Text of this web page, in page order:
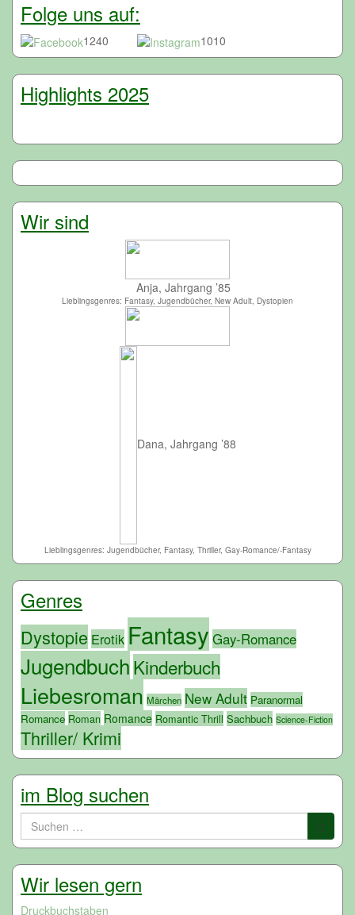
Folge uns auf:
1240 1010
Highlights 2025
Wir sind
Anja, Jahrgang ’85
Lieblingsgenres: Fantasy, Jugendbücher, New Adult, Dystopien
Dana, Jahrgang ’88
Lieblingsgenres: Jugendbücher, Fantasy, Thriller, Gay-Romance/-Fantasy
Genres
Dystopie Erotik Fantasy Gay-Romance
JugendbuchKinderbuch
Liebesroman Märchen New Adult Paranormal
Romance Roman Romance Romantic Thrill Sachbuch Science-Fiction
Thriller/ Krimi
im Blog suchen
Suchen
nach:
Wir lesen gern
Druckbuchstaben